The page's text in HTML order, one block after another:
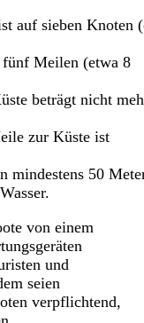
auf sieben Knoten
Meilen (etwa 8
beträgt nicht
zur Küste ist
mindestens 50
von einem
und
seien
verpflichtend,